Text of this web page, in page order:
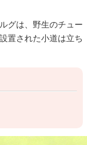
グは、野生のチュー
置された小道は立ち